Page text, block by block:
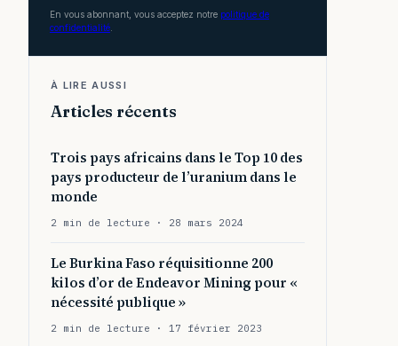
En vous abonnant, vous acceptez notre politique de
confidentialité
À LIRE AUSSI
Articles récents
Trois pays africains dans le Top 10 des
pays producteur de l’uranium dans le
monde
2 min de lecture · 28 mars 2024
Le Burkina Faso réquisitionne 200
kilos d’or de Endeavor Mining pour «
nécessité publique »
2 min de lecture · 17 février 2023